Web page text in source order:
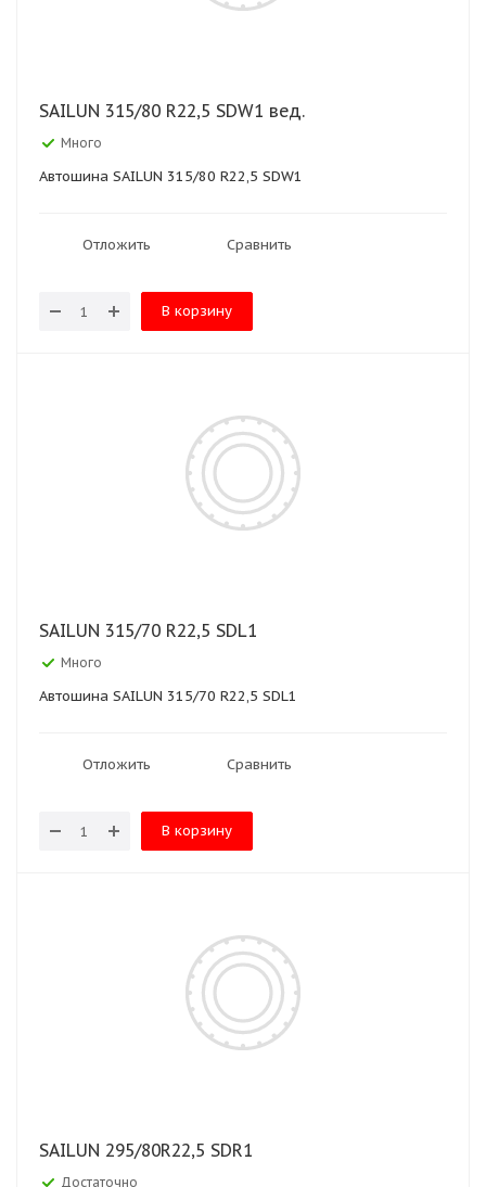
SAILUN 315/80 R22,5 SDW1 вед.
Много
Автошина SAILUN 315/80 R22,5 SDW1
Отложить Сравнить
В корзину
SAILUN 315/70 R22,5 SDL1
Много
Автошина SAILUN 315/70 R22,5 SDL1
Отложить Сравнить
В корзину
SAILUN 295/80R22,5 SDR1
Достаточно